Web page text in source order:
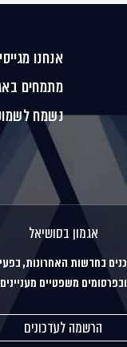
אנחנו
מתמחים
נשמח
אגמון בסושיאל
בחדשות האחרונות,
ובפרסומים משפטיים מעניינים
הרשמה לעדכונים